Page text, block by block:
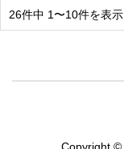
26件中 1〜10件を表示